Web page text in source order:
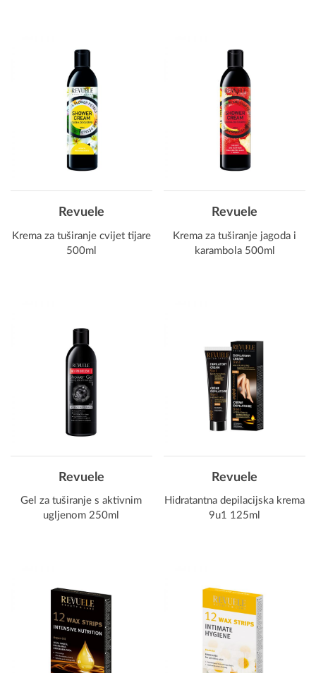
Revuele
Krema za tuširanje cvijet tijare
500ml
Revuele
Krema za tuširanje jagoda i
karambola 500ml
Revuele
Gel za tuširanje s aktivnim
ugljenom 250ml
Revuele
Hidratantna depilacijska krema
9u1 125ml